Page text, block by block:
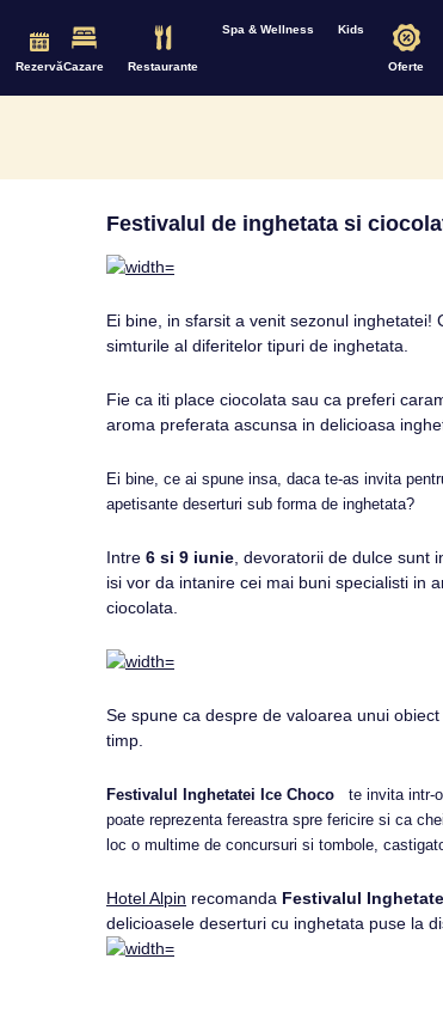
RezervăCazare Restaurante
Spa & Wellness Kids
Oferte
Festivalul de inghetata si
Ei bine, in sfarsit a venit sezonul
simturile al diferitelor tipuri de inghetata.
Fie ca iti place ciocolata sau ca preferi
aroma preferata ascunsa in delicioasa
Ei bine, ce ai spune insa, daca te-as invita
apetisante deserturi sub forma de inghetata?
Intre 6 si 9 iunie , devoratorii de dulce sunt
isi vor da intanire cei mai buni specialisti in
ciocolata.
Se spune ca despre de valoarea unui
timp.
Festivalul Inghetatei Ice Choco
te invita intr-
poate reprezenta fereastra spre fericire si ca
loc o multime de concursuri si tombole,
Hotel Alpin recomanda Festivalul
delicioasele deserturi cu inghetata puse la